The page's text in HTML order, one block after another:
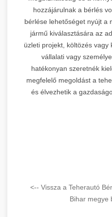
hozzájárulnak a bérlés
bérlése lehetőséget nyújt a
jármű kiválasztására az
üzleti projekt, költözés vagy
vállalati vagy
hatékonyan szeretnék
megfelelő megoldást a
és élvezhetik a
<-- Vissza a Teherautó
Bihar megye